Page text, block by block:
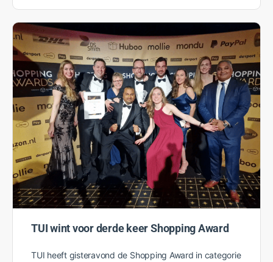
TUI wint voor derde keer Shopping Award
TUI heeft gisteravond de Shopping Award in categorie